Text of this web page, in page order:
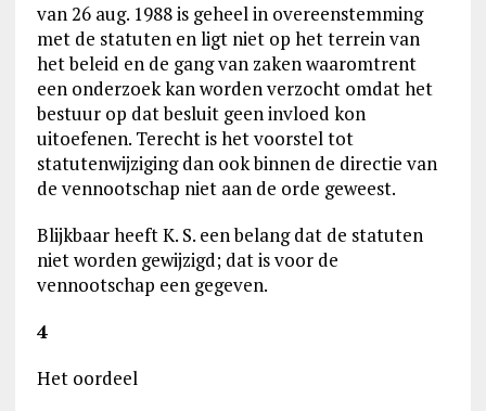
van 26 aug. 1988 is geheel in overeenstemming
met de statuten en ligt niet op het terrein van
het beleid en de gang van zaken waaromtrent
een onderzoek kan worden verzocht omdat het
bestuur op dat besluit geen invloed kon
uitoefenen. Terecht is het voorstel tot
statutenwijziging dan ook binnen de directie van
de vennootschap niet aan de orde geweest.
Blijkbaar heeft K. S. een belang dat de statuten
niet worden gewijzigd; dat is voor de
vennootschap een gegeven.
4
Het oordeel